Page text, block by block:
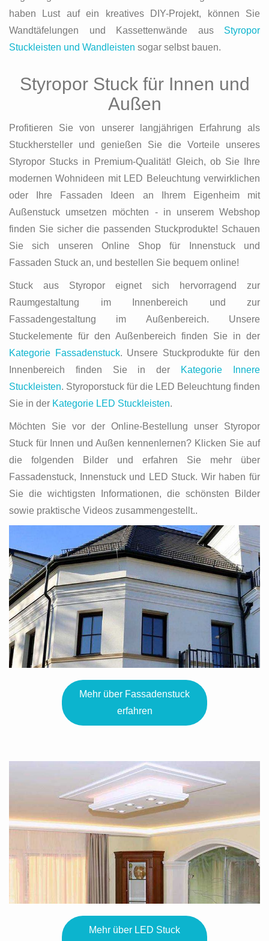
haben Lust auf ein kreatives DIY-Projekt, können Sie
Wandtäfelungen und Kassettenwände aus Styropor
Stuckleisten und Wandleisten sogar selbst bauen.
Styropor Stuck für Innen und
Außen
Profitieren Sie von unserer langjährigen Erfahrung als
Stuckhersteller und genießen Sie die Vorteile unseres
Styropor Stucks in Premium-Qualität! Gleich, ob Sie Ihre
modernen Wohnideen mit LED Beleuchtung verwirklichen
oder Ihre Fassaden Ideen an Ihrem Eigenheim mit
Außenstuck umsetzen möchten - in unserem Webshop
finden Sie sicher die passenden Stuckprodukte! Schauen
Sie sich unseren Online Shop für Innenstuck und
Fassaden Stuck an, und bestellen Sie bequem online!
Stuck aus Styropor eignet sich hervorragend zur
Raumgestaltung im Innenbereich und zur
Fassadengestaltung im Außenbereich. Unsere
Stuckelemente für den Außenbereich finden Sie in der
Kategorie Fassadenstuck. Unsere Stuckprodukte für den
Innenbereich finden Sie in der
Kategorie Innere
Stuckleisten. Styroporstuck für die LED Beleuchtung finden
Sie in der Kategorie LED Stuckleisten.
Möchten Sie vor der Online-Bestellung unser Styropor
Stuck für Innen und Außen kennenlernen? Klicken Sie auf
die folgenden Bilder und erfahren Sie mehr über
Fassadenstuck, Innenstuck und LED Stuck. Wir haben für
Sie die wichtigsten Informationen, die schönsten Bilder
sowie praktische Videos zusammengestellt..
Mehr über Fassadenstuck
erfahren
Mehr über LED Stuck